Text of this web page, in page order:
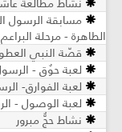
مسابقة الرسول
الطاهرة - مرحلة البراعم
قصّة النبي
لعبة حوٌق -
لعبة الفوارق-
لعبة الوصول -
نشاط حجٌّ مبرور